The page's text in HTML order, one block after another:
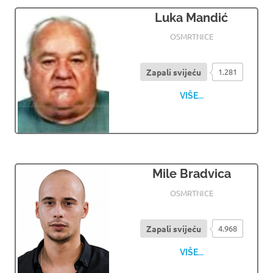
Luka Mandić
30.07.2026
OSMRTNICE LJUBUSKI
OSMRTNICE
Zapali svijeću 1.281
VIŠE...
Mile Bradvica
29.07.2026
OSMRTNICE LJUBUSKI
OSMRTNICE
Zapali svijeću 4.968
VIŠE...